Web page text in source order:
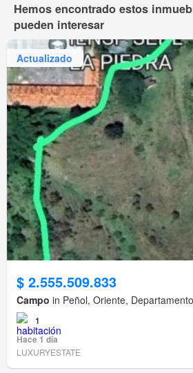
Hemos encontrado estos
pueden interesar
Actualizado
$ 2.555.509.833
Campo in Peñol, Oriente,
1
Hace 1 día
LUXURYESTATE